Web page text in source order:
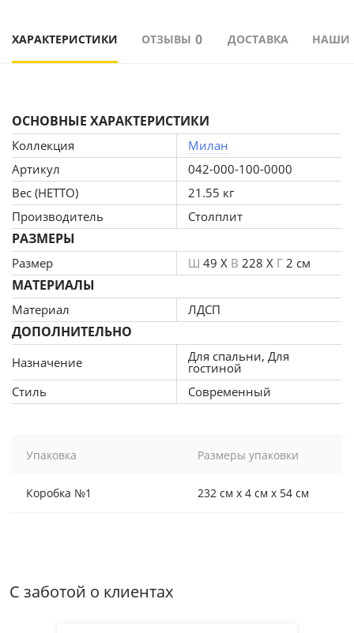
ХАРАКТЕРИСТИКИ ОТЗЫВЫ 0 ДОСТАВКА НАШИ
ОСНОВНЫЕ ХАРАКТЕРИСТИКИ
Коллекция
Милан
Артикул
042-000-100-0000
Вес (НЕТТО)
21.55 кг
Производитель
Столплит
РАЗМЕРЫ
Размер Ш 49 X В 228 X Г 2 см
МАТЕРИАЛЫ
Материал ЛДСП
ДОПОЛНИТЕЛЬНО
Назначение Для спальни, Для
гостиной
Стиль
Современный
Упаковка Размеры упаковки
Коробка №1 232 см x 4 см x 54 см
С заботой о клиентах